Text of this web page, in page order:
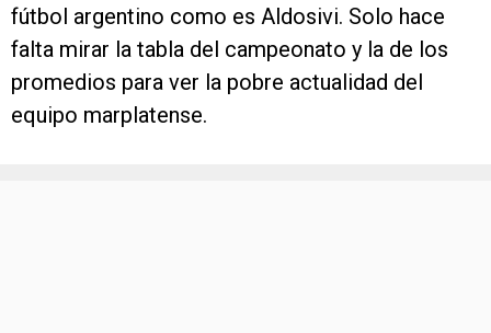
fútbol argentino como es Aldosivi. Solo hace
falta mirar la tabla del campeonato y la de los
promedios para ver la pobre actualidad del
equipo marplatense.